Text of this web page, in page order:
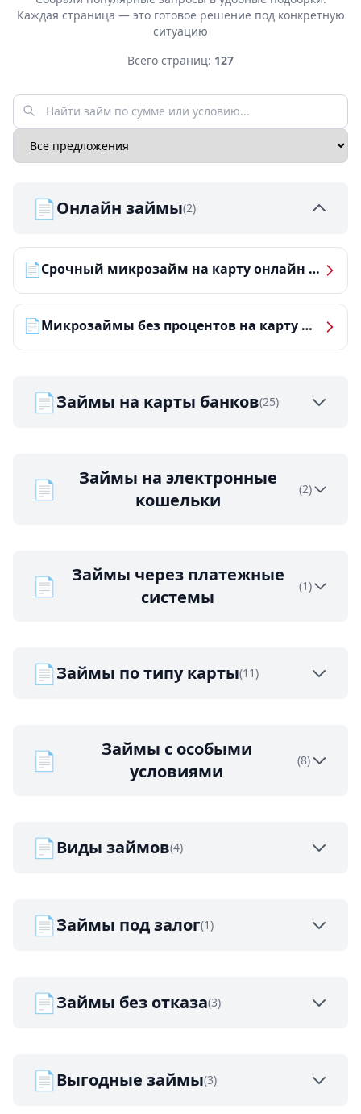
Каждая страница — это готовое решение под конкретную
ситуацию
Всего страниц: 127
📄Онлайн займы(2)
📄 Срочный микрозайм на карту онлайн — получить деньги за 5 минут
📄 Микрозаймы без процентов на карту — ТОП-10 за 2026 год
📄Займы на карты банков(25)
📄
Займы на электронные
кошельки
(2)
📄
Займы через платежные
системы
(1)
📄Займы по типу карты(11)
📄
Займы с особыми
условиями
(8)
📄Виды займов(4)
📄Займы под залог(1)
📄Займы без отказа(3)
📄Выгодные займы(3)